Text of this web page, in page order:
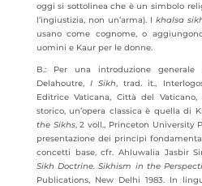
oggi si sottolinea che è un simbolo
l’ingiustizia, non un’arma). I khalsa
usano come cognome, o
uomini e Kaur per le donne.
B.: Per una introduzione
Delahoutre, I Sikh, trad. it.,
Editrice Vaticana, Città del
storico, un’opera classica è quella di
the Sikhs, 2 voll., Princeton University
presentazione dei principi
concetti base, cfr. Ahluwalia Jasbir
Sikh Doctrine.Sikhism in the
Publications, New Delhi 1983. In